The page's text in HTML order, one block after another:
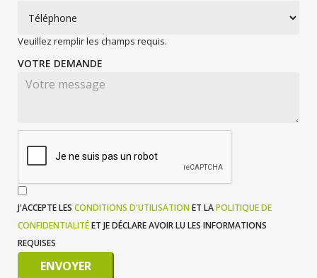
Veuillez remplir les champs requis.
VOTRE DEMANDE
J'ACCEPTE LES CONDITIONS D'UTILISATIONET LAPOLITIQUE DE
CONFIDENTIALITÉET JE DÉCLARE AVOIR LU LES INFORMATIONS
REQUISES
ENVOYER